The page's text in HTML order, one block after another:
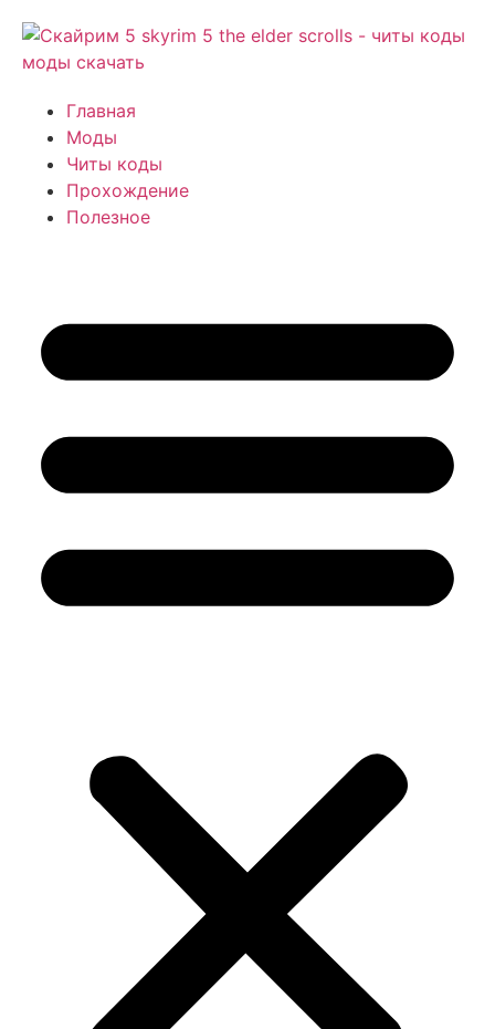
Главная
Моды
Читы коды
Прохождение
Полезное